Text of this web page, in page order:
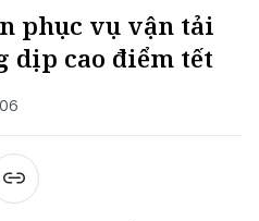
phục vụ vận tải
dịp cao điểm tết